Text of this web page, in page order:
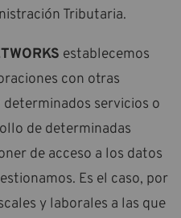
Tributaria.
establecemos
con otras
servicios o
de determinadas
de acceso a los datos
Es el caso, por
y laborales a las que